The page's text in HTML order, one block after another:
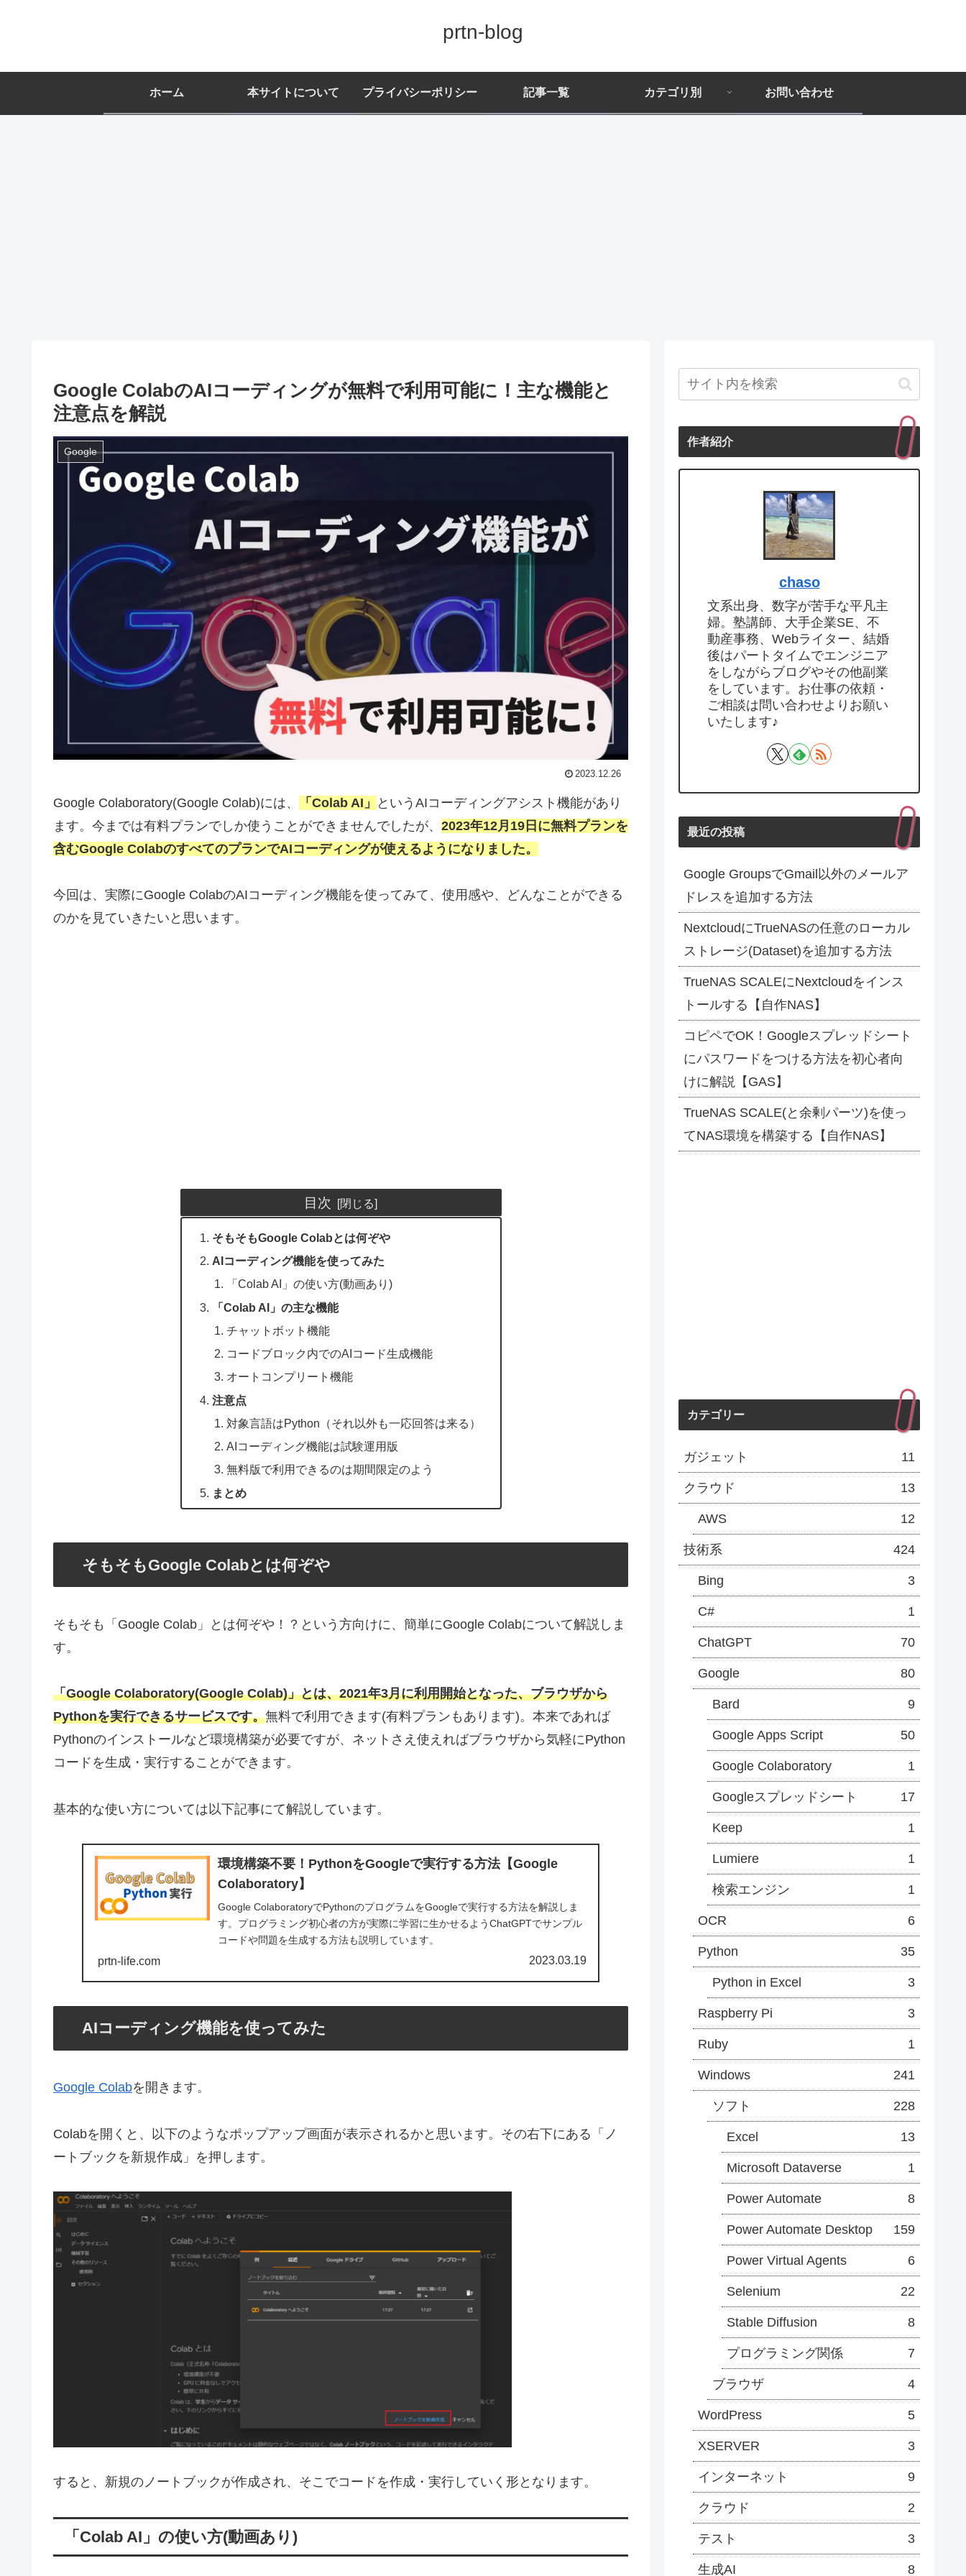
prtn-blog
ホーム 本サイトについて プライバシーポリシー 記事一覧 カテゴリ別 お問い合わせ
Google ColabのAIコーディングが無料で利用可能に！主な機能と
注意点を解説
Google
2023.12.26
Google Colaboratory(Google Colab)には、 「Colab AI」
というAIコーディングアシスト機能があり
ます。今までは有料プランでしか使うことができませんでしたが、 2023年12月19日に無料プランを
含むGoogle ColabのすべてのプランでAIコーディングが使えるようになりました。
今回は、実際にGoogle ColabのAIコーディング機能を使ってみて、使用感や、どんなことができる
のかを見ていきたいと思います。
目次
そもそもGoogle Colabとは何ぞや
AIコーディング機能を使ってみた
「Colab AI」の使い方(動画あり)
「Colab AI」の主な機能
チャットボット機能
コードブロック内でのAIコード生成機能
オートコンプリート機能
注意点
対象言語はPython（それ以外も一応回答は来る）
AIコーディング機能は試験運用版
無料版で利用できるのは期間限定のよう
まとめ
そもそもGoogle Colabとは何ぞや
そもそも「Google Colab」とは何ぞや！？という方向けに、簡単にGoogle Colabについて解説しま
す。
「Google Colaboratory(Google Colab)」とは、2021年3月に利用開始となった、ブラウザから
Pythonを実行できるサービスです。無料で利用できます(有料プランもあります)。本来であれば
Pythonのインストールなど環境構築が必要ですが、ネットさえ使えればブラウザから気軽にPython
コードを生成・実行することができます。
基本的な使い方については以下記事にて解説しています。
環境構築不要！PythonをGoogleで実行する方法【Google
Colaboratory】
Google ColaboratoryでPythonのプログラムをGoogleで実行する方法を解説しま
す。プログラミング初心者の方が実際に学習に生かせるようChatGPTでサンプル
コードや問題を生成する方法も説明しています。
prtn-life.com 2023.03.19
AIコーディング機能を使ってみた
Google Colabを開きます。
Colabを開くと、以下のようなポップアップ画面が表示されるかと思います。その右下にある「ノ
ートブックを新規作成」を押します。
すると、新規のノートブックが作成され、そこでコードを作成・実行していく形となります。
「Colab AI」の使い方(動画あり)
作者紹介
chaso
文系出身、数字が苦手な平凡主
婦。塾講師、大手企業SE、不
動産事務、Webライター、結婚
後はパートタイムでエンジニア
をしながらブログやその他副業
をしています。お仕事の依頼・
ご相談は問い合わせよりお願い
いたします♪
最近の投稿
Google GroupsでGmail以外のメールア
ドレスを追加する方法
NextcloudにTrueNASの任意のローカル
ストレージ(Dataset)を追加する方法
TrueNAS SCALEにNextcloudをインス
トールする【自作NAS】
コピペでOK！Googleスプレッドシート
にパスワードをつける方法を初心者向
けに解説【GAS】
TrueNAS SCALE(と余剰パーツ)を使っ
てNAS環境を構築する【自作NAS】
カテゴリー
ガジェット 11
クラウド 13
AWS 12
技術系 424
Bing 3
C# 1
ChatGPT 70
Google 80
Bard 9
Google Apps Script 50
Google Colaboratory 1
Googleスプレッドシート 17
Keep 1
Lumiere 1
検索エンジン 1
OCR 6
Python 35
Python in Excel 3
Raspberry Pi 3
Ruby 1
Windows 241
ソフト 228
Excel 13
Microsoft Dataverse 1
Power Automate 8
Power Automate Desktop 159
Power Virtual Agents 6
Selenium 22
Stable Diffusion 8
プログラミング関係 7
ブラウザ 4
WordPress 5
XSERVER 3
インターネット 9
クラウド 2
テスト 3
生成AI 8